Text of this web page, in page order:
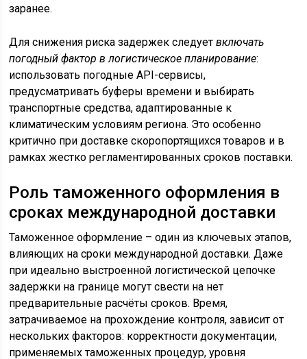
заранее.
Для снижения риска задержек следуетвключать
погодный фактор в логистическое планирование:
использовать погодные API-сервисы,
предусматривать буферы времени и выбирать
транспортные средства, адаптированные к
климатическим условиям региона. Это особенно
критично при доставке скоропортящихся товаров и в
рамках жестко регламентированных сроков поставки.
Роль таможенного оформления в
сроках международной доставки
Таможенное оформление – один из ключевых этапов,
влияющих на сроки международной доставки. Даже
при идеально выстроенной логистической цепочке
задержки на границе могут свести на нет
предварительные расчёты сроков. Время,
затрачиваемое на прохождение контроля, зависит от
нескольких факторов: корректности документации,
применяемых таможенных процедур, уровня